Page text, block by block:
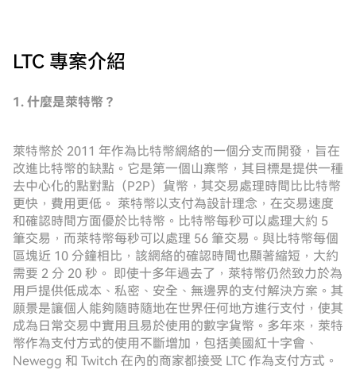
LTC 專案介紹
1. 什麼是萊特幣？
萊特幣於 2011 年作為比特幣網絡的一個分支而開發，旨在
改進比特幣的缺點。它是第一個山寨幣，其目標是提供一種
去中心化的點對點（P2P）貨幣，其交易處理時間比比特幣
更快，費用更低。 萊特幣以支付為設計理念，在交易速度
和確認時間方面優於比特幣。比特幣每秒可以處理大約 5
筆交易，而萊特幣每秒可以處理 56 筆交易。與比特幣每個
區塊近 10 分鐘相比，該網絡的確認時間也顯著縮短，大約
需要 2 分 20 秒。 即使十多年過去了，萊特幣仍然致力於為
用戶提供低成本、私密、安全、無邊界的支付解決方案。其
願景是讓個人能夠隨時隨地在世界任何地方進行支付，使其
成為日常交易中實用且易於使用的數字貨幣。多年來，萊特
幣作為支付方式的使用不斷增加，包括美國紅十字會、
Newegg 和 Twitch 在內的商家都接受 LTC 作為支付方式。